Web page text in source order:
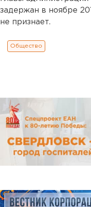
задержан в ноябре
не признает.
Общество